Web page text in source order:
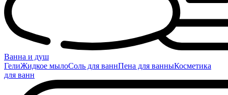
Ванна и душ
ГелиЖидкое мылоСоль для ваннПена для ванныКосметика
для ванн